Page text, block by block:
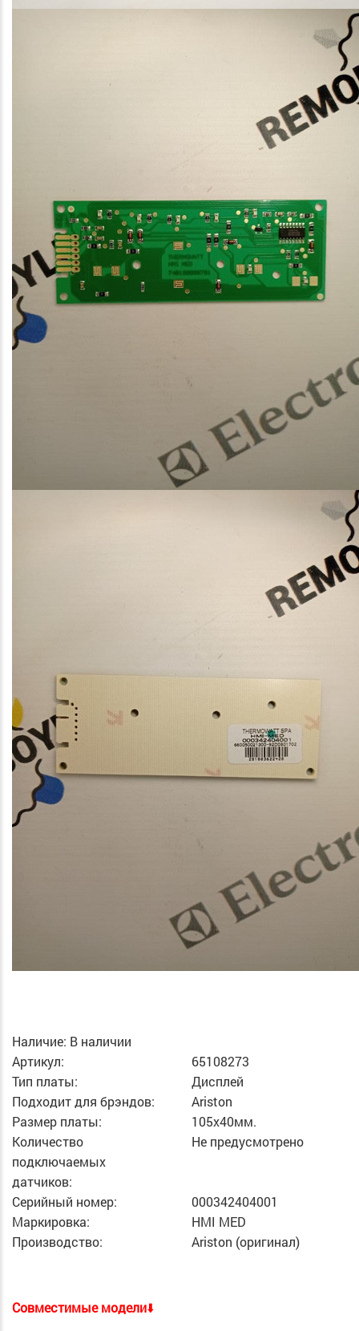
Наличие: В наличии
Артикул:
65108273
Тип платы:
Дисплей
Подходит для брэндов:
Ariston
Размер платы:
105х40мм.
Количество
подключаемых
датчиков:
Не предусмотрено
Серийный номер:
000342404001
Маркировка:
HMI MED
Производство:
Ariston (оригинал)
Cовместимые модели⬇️